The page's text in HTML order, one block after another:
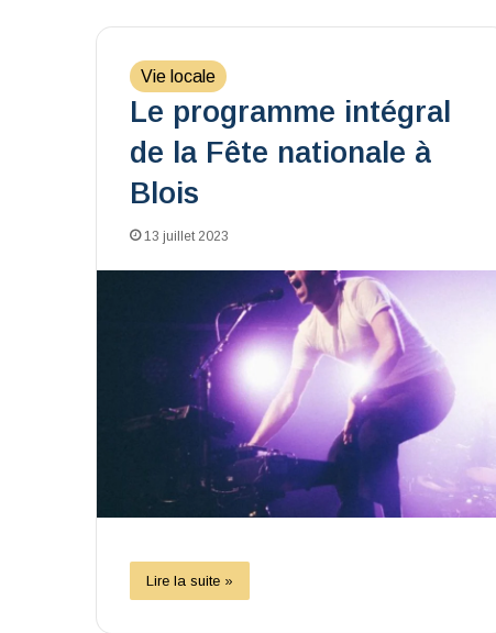
Vie locale
Le programme intégral
de la Fête nationale à
Blois
13 juillet 2023
Lire la suite »